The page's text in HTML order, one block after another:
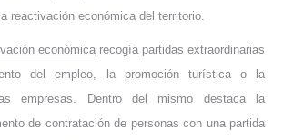
reactivación económica del territorio.
económica recogía partidas extraordinarias
del empleo, la promoción turística o la
empresas. Dentro del mismo destaca la
de contratación de personas con una partida